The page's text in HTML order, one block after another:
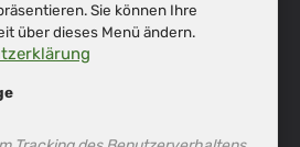
0151 8007 45
Sie können Ihre
über dieses Menü ändern.